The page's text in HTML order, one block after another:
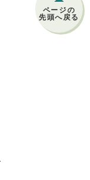
ページの
先頭へ戻る